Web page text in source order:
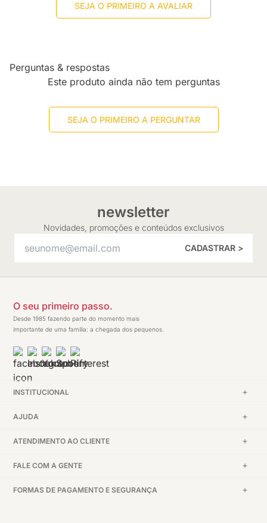
SEJA O PRIMEIRO A AVALIAR
Perguntas & respostas
Este produto ainda não tem perguntas
SEJA O PRIMEIRO A PERGUNTAR
newsletter
Novidades, promoções e conteúdos exclusivos
CADASTRAR >
O seu primeiro passo.
Desde 1985 fazendo parte do momento mais
importante de uma família: a chegada dos pequenos.
INSTITUCIONAL
AJUDA
ATENDIMENTO AO CLIENTE
FALE COM A GENTE
FORMAS DE PAGAMENTO E SEGURANÇA